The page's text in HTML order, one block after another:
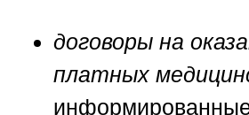
договоры на
платных